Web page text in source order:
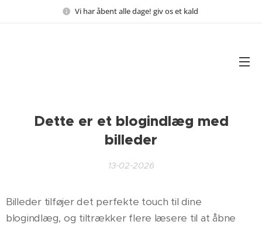
Vi har åbent alle dage! giv os et kald
Dette er et blogindlæg med
billeder
13-02-2026
Billeder tilføjer det perfekte touch til dine
blogindlæg, og tiltrækker flere læsere til at åbne